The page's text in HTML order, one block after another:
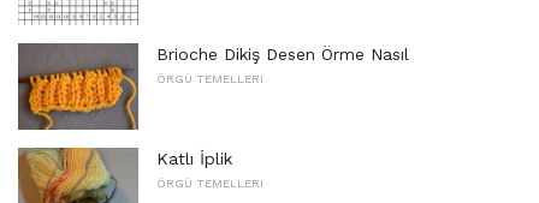
Brioche Dikiş Desen Örme Nasıl
ÖRGÜ TEMELLERI
Katlı İplik
ÖRGÜ TEMELLERI